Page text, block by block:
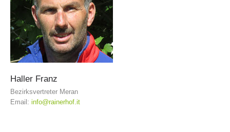
Haller Franz
Bezirksvertreter Meran
Email: info@rainerhof.it